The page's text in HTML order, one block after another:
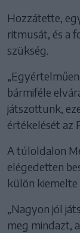
Hozzátette,
ritmusát, és a
szükség.
bármiféle
játszottunk,
értékelését az
A túloldalon
elégedetten
külön kiemelte
„Nagyon jól
meg mindazt,